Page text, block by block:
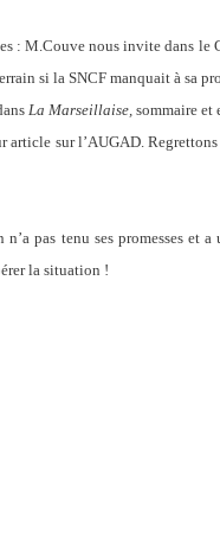
: M.Couve nous invite dans
si la SNCF manquait à sa
La Marseillaise,sommaire et
sur l’AUGAD.
pas tenu ses promesses et
la situation !